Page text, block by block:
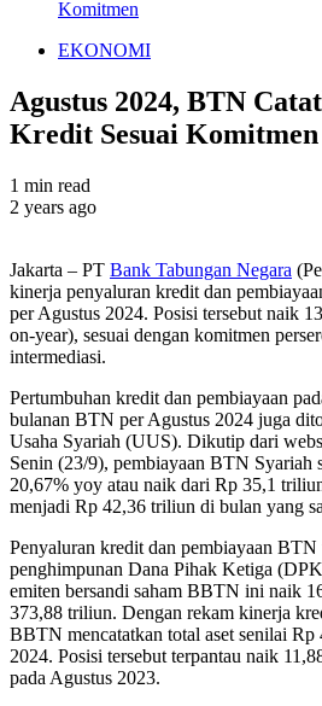
Komitmen
EKONOMI
Agustus 2024, BTN
Kredit Sesuai Komitmen
1 min read
2 years ago
Jakarta – PT Bank Tabungan Negara
kinerja penyaluran kredit dan
per Agustus 2024. Posisi tersebut naik
on-year), sesuai dengan komitmen
intermediasi.
Pertumbuhan kredit dan pembiayaan
bulanan BTN per Agustus 2024 juga
Usaha Syariah (UUS). Dikutip dari
Senin (23/9), pembiayaan BTN Syariah
20,67% yoy atau naik dari Rp 35,1
menjadi Rp 42,36 triliun di bulan yang
Penyaluran kredit dan pembiayaan BTN
penghimpunan Dana Pihak Ketiga
emiten bersandi saham BBTN ini naik
373,88 triliun. Dengan rekam kinerja
BBTN mencatatkan total aset senilai
2024. Posisi tersebut terpantau naik
pada Agustus 2023.